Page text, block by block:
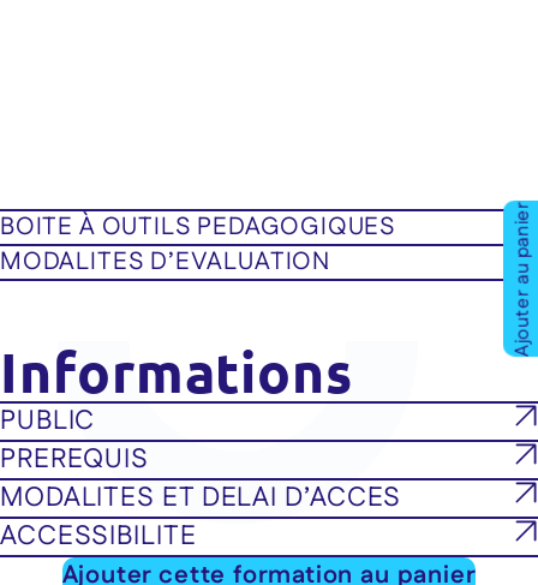
Ajouter au panier
BOITE À OUTILS PEDAGOGIQUES
MODALITES D’EVALUATION
Informations
PUBLIC
PREREQUIS
MODALITES ET DELAI D’ACCES
ACCESSIBILITE
Ajouter cette formation au panier